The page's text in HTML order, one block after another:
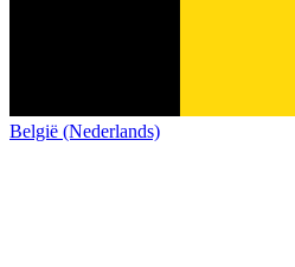
België (Nederlands)